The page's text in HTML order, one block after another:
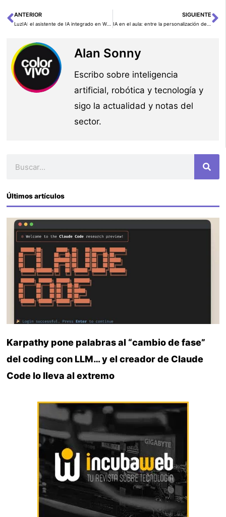
Ant
ANTERIOR SIGUIENTE
Alan Sonny
Escribo sobre inteligencia
artificial, robótica y tecnología y
sigo la actualidad y notas del
sector.
Últimos artículos
Karpathy pone palabras al “cambio de fase”
del coding con LLM… y el creador de Claude
Code lo lleva al extremo